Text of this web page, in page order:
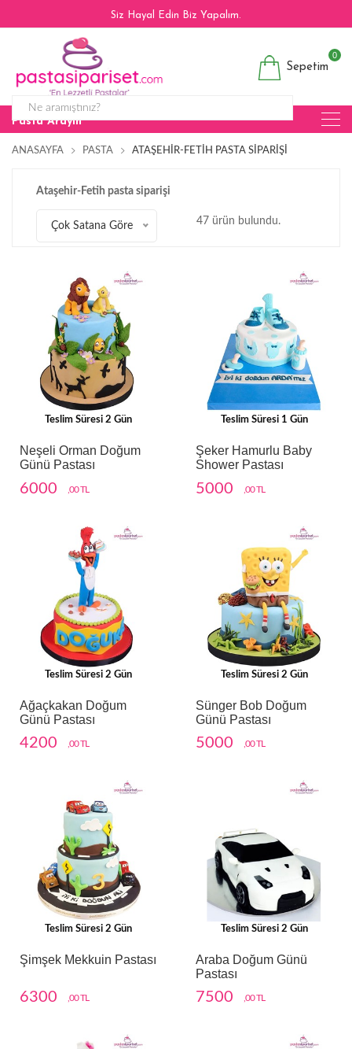
Siz Hayal Edin Biz Yapalım.
Sepetim
0
Pasta Arayın
ANASAYFA PASTA ATAŞEHIR-FETIH PASTA SIPARIŞI
Ataşehir-Fetih pasta siparişi
Çok Satana Göre 47 ürün bulundu.
Teslim Süresi 2 Gün
Neşeli Orman Doğum
Günü Pastası
6000 ,00 TL
Teslim Süresi 1 Gün
Şeker Hamurlu Baby
Shower Pastası
5000 ,00 TL
Teslim Süresi 2 Gün
Ağaçkakan Doğum
Günü Pastası
4200 ,00 TL
Teslim Süresi 2 Gün
Sünger Bob Doğum
Günü Pastası
5000 ,00 TL
Teslim Süresi 2 Gün
Şimşek Mekkuin Pastası
6300 ,00 TL
Teslim Süresi 2 Gün
Araba Doğum Günü
Pastası
7500 ,00 TL